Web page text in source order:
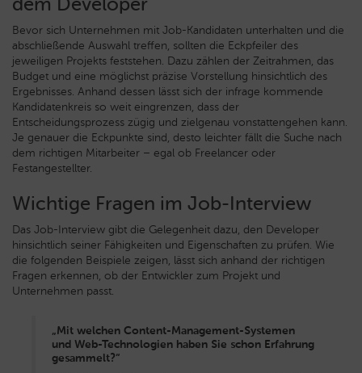
Bevor sich Unternehmen mit Job-Kandidaten unterhalten und die
abschließende Auswahl treffen, sollten die Eckpfeiler des
jeweiligen Projekts feststehen. Dazu zählen der Zeitrahmen, das
Budget und eine möglichst präzise Vorstellung hinsichtlich des
Ergebnisses. Anhand dessen lässt sich der infrage kommende
Kandidatenkreis so weit eingrenzen, dass der
Entscheidungsprozess zügig und zielgenau vonstattengehen kann.
Je genauer die Eckpunkte sind, desto leichter fällt die Suche nach
dem richtigen Mitarbeiter – egal ob Freelancer oder
Festangestellter.
Wichtige Fragen im Job-Interview
Das Job-Interview gibt die Gelegenheit dazu, den Developer
hinsichtlich seiner Fähigkeiten und Eigenschaften zu prüfen. Wie
die folgenden Beispiele zeigen, lässt sich anhand der richtigen
Fragen erkennen, ob der Entwickler zum Projekt und
Unternehmen passt.
„Mit welchen Content-Management-Systemen
und Web-Technologien haben Sie schon Erfahrung
gesammelt?“